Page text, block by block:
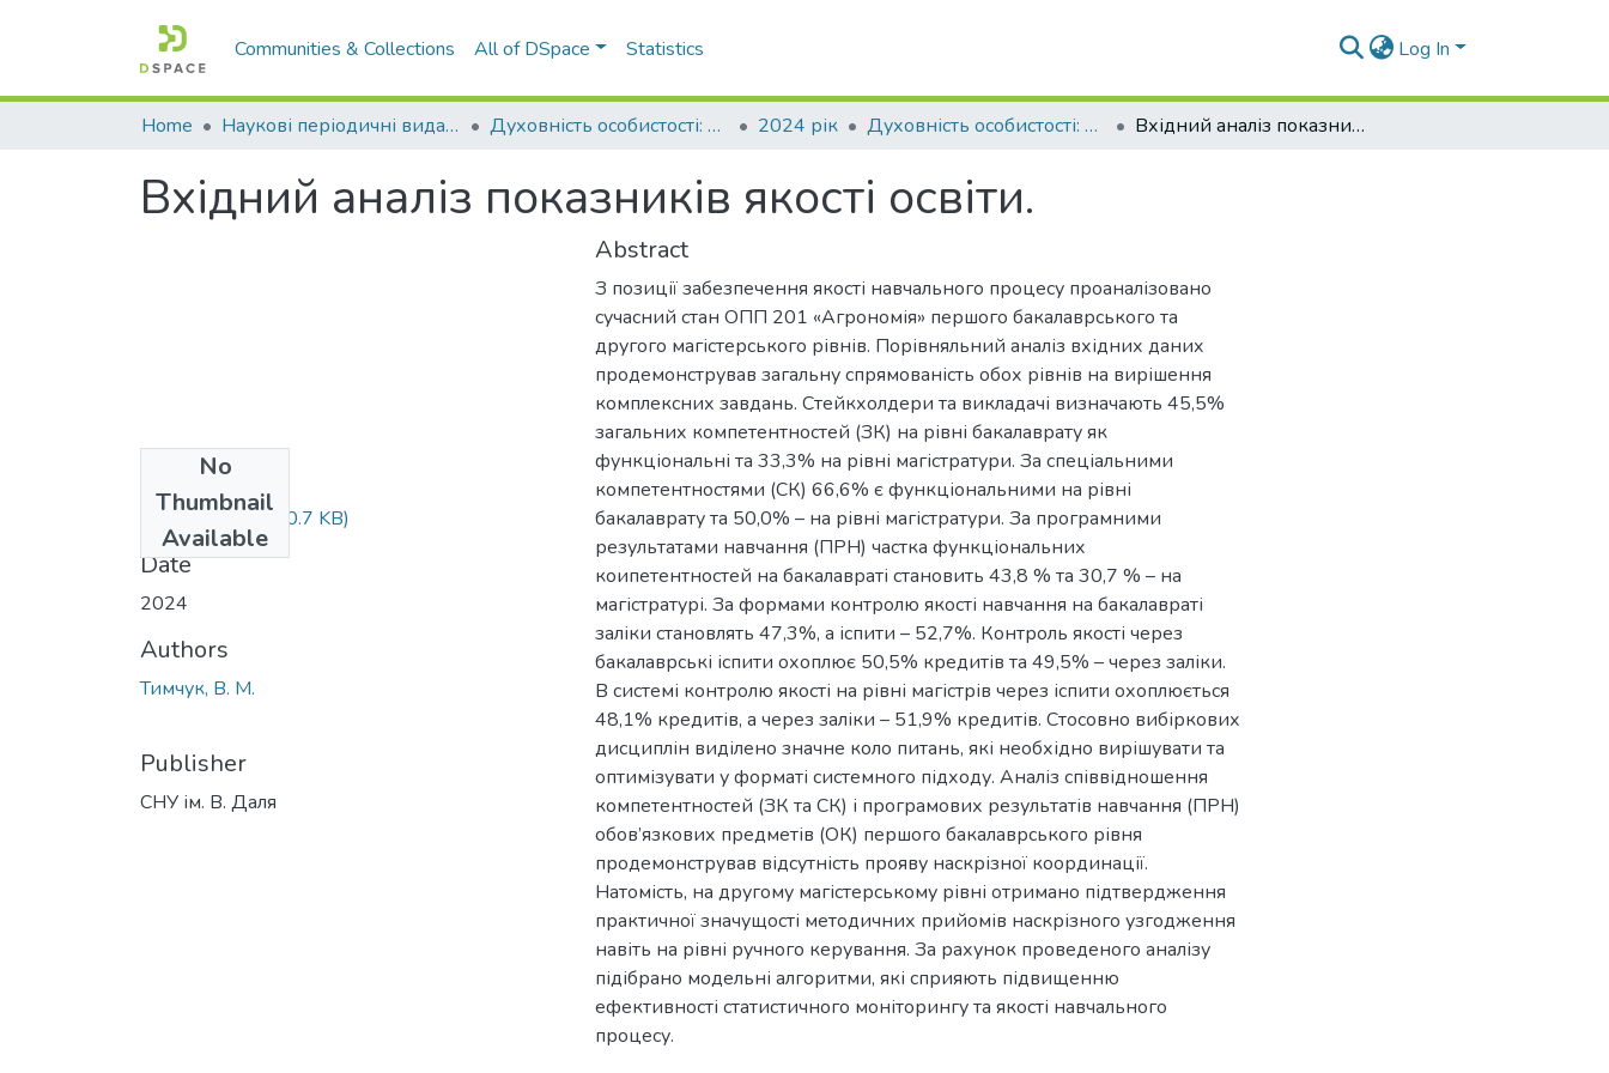
Communities & Collections All of DSpace Statistics Log In
Home Наукові періодичні видання СНУ ім. В. Даля Духовність особистості: методологія, теорія і практика 2024 рік Духовність особистості: методологія, теорія і практика. 2024. Т. 1, № 1 (108) Вхідний аналіз показників якості освіти.
Вхідний аналіз показників якості освіти.
No
Thumbnail
Available
248-260.pdf(770.7 KB)
Date
2024
Authors
Тимчук, В. М.
Publisher
СНУ ім. В. Даля
Abstract
З позиції забезпечення якості навчального процесу проаналізовано
сучасний стан ОПП 201 «Агрономія» першого бакалаврського та
другого магістерського рівнів. Порівняльний аналіз вхідних даних
продемонстрував загальну спрямованість обох рівнів на вирішення
комплексних завдань. Стейкхолдери та викладачі визначають 45,5%
загальних компетентностей (ЗК) на рівні бакалаврату як
функціональні та 33,3% на рівні магістратури. За спеціальними
компетентностями (СК) 66,6% є функціональними на рівні
бакалаврату та 50,0% – на рівні магістратури. За програмними
результатами навчання (ПРН) частка функціональних
коипетентностей на бакалавраті становить 43,8 % та 30,7 % – на
магістратурі. За формами контролю якості навчання на бакалавраті
заліки становлять 47,3%, а іспити – 52,7%. Контроль якості через
бакалаврські іспити охоплює 50,5% кредитів та 49,5% – через заліки.
В системі контролю якості на рівні магістрів через іспити охоплюється
48,1% кредитів, а через заліки – 51,9% кредитів. Стосовно вибіркових
дисциплін виділено значне коло питань, які необхідно вирішувати та
оптимізувати у форматі системного підходу. Аналіз співвідношення
компетентностей (ЗК та СК) і програмових результатів навчання (ПРН)
обов’язкових предметів (ОК) першого бакалаврського рівня
продемонстрував відсутність прояву наскрізної координації.
Натомість, на другому магістерському рівні отримано підтвердження
практичної значущості методичних прийомів наскрізного узгодження
навіть на рівні ручного керування. За рахунок проведеного аналізу
підібрано модельні алгоритми, які сприяють підвищенню
ефективності статистичного моніторингу та якості навчального
процесу.